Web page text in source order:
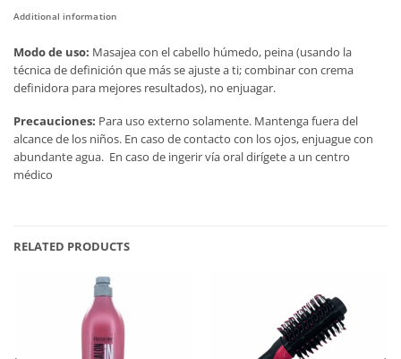
Additional information
Modo de uso: Masajea con el cabello húmedo, peina (usando la
técnica de definición que más se ajuste a ti; combinar con crema
definidora para mejores resultados), no enjuagar.
Precauciones: Para uso externo solamente. Mantenga fuera del
alcance de los niños. En caso de contacto con los ojos, enjuague con
abundante agua. En caso de ingerir vía oral dirígete a un centro
médico
RELATED PRODUCTS